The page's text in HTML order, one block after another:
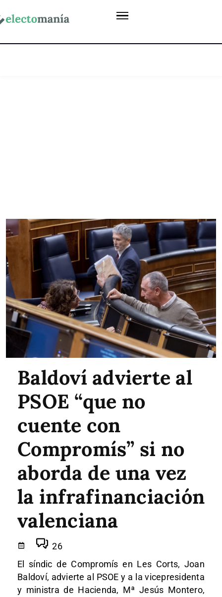
Baldoví advierte al
PSOE “que no
cuente con
Compromís” si no
aborda de una vez
la infrafinanciación
valenciana
26
El síndic de Compromís en Les Corts, Joan
Baldoví, advierte al PSOE y a la vicepresidenta
y ministra de Hacienda, Mª Jesús Montero,